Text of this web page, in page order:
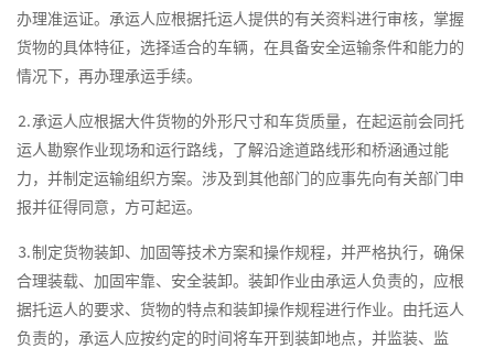
办理准运证。承运人应根据托运人提供的有关资料进行审核，掌握
货物的具体特征，选择适合的车辆，在具备安全运输条件和能力的
情况下，再办理承运手续。
⒉承运人应根据大件货物的外形尺寸和车货质量，在起运前会同托
运人勘察作业现场和运行路线，了解沿途道路线形和桥涵通过能
力，并制定运输组织方案。涉及到其他部门的应事先向有关部门申
报并征得同意，方可起运。
⒊制定货物装卸、加固等技术方案和操作规程，并严格执行，确保
合理装载、加固牢靠、安全装卸。装卸作业由承运人负责的，应根
据托运人的要求、货物的特点和装卸操作规程进行作业。由托运人
负责的，承运人应按约定的时间将车开到装卸地点，并监装、监